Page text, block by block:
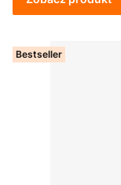
Bestseller